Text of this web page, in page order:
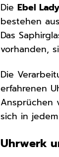
DieEbel
bestehen
Das
vorhanden,
Die
erfahrenen
Ansprüchen
sich in
Uhrwerk